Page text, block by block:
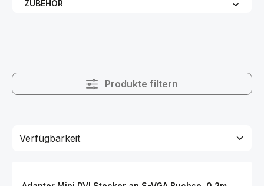
ZUBEHÖR
Produkte filtern